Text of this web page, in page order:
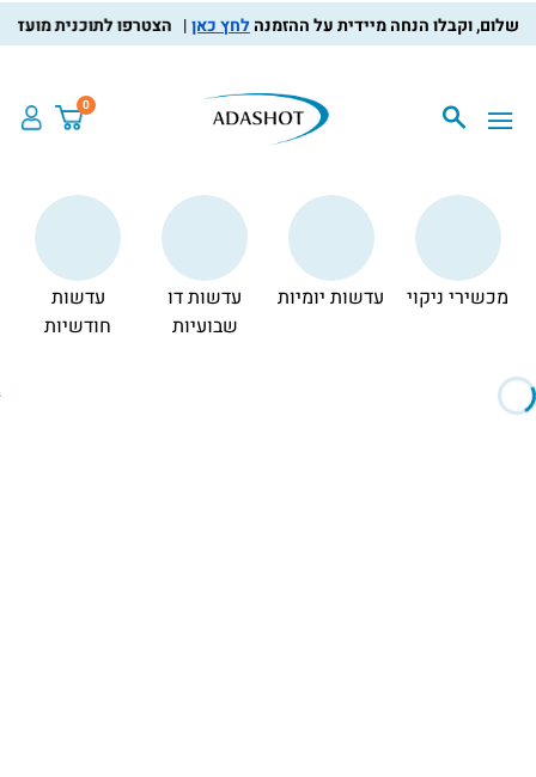
לחץ כאן הצטרפו לתוכנית מועדון
0
מכשירי ניקוי עדשות יומיות
עדשות דו
שבועיות
עדשות
חודשיות